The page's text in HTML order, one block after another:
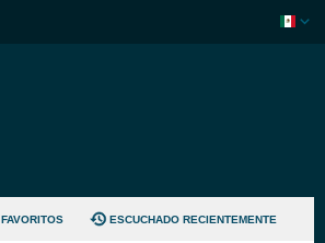
FAVORITOS ESCUCHADO RECIENTEMENTE